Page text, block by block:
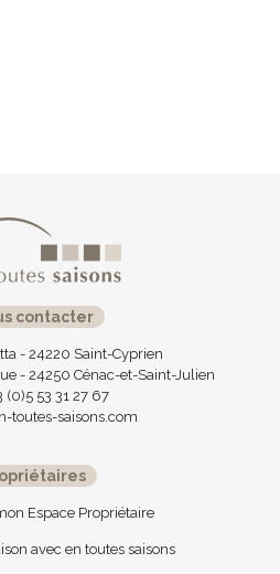
contacter
- 24220 Saint-Cyprien
- 24250 Cénac-et-Saint-Julien
(0)5 53 31 27 67
toutes-saisons.com
Espace Propriétaire
avec en toutes saisons